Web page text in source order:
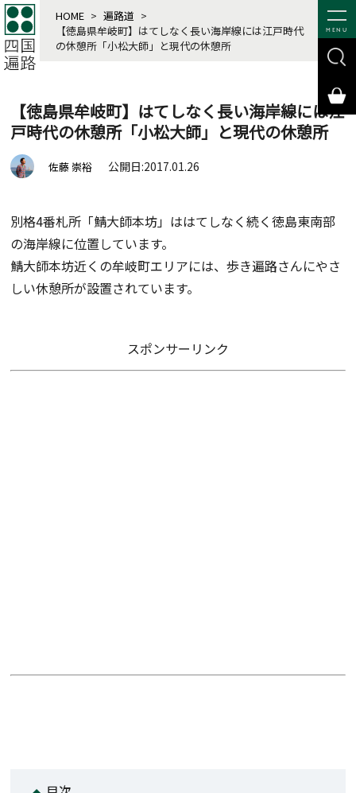
MENU
HOME > 遍路道 >
【徳島県牟岐町】はてしなく長い海岸線には江戸時代
の休憩所「小松大師」と現代の休憩所
【徳島県牟岐町】はてしなく長い海岸線には江
戸時代の休憩所「小松大師」と現代の休憩所
佐藤 崇裕 公開日:2017.01.26
別格4番札所「鯖大師本坊」ははてしなく続く徳島東南部
の海岸線に位置しています。
鯖大師本坊近くの牟岐町エリアには、歩き遍路さんにやさ
しい休憩所が設置されています。
スポンサーリンク